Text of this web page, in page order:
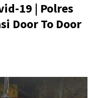
19 | Polres
Door To Door